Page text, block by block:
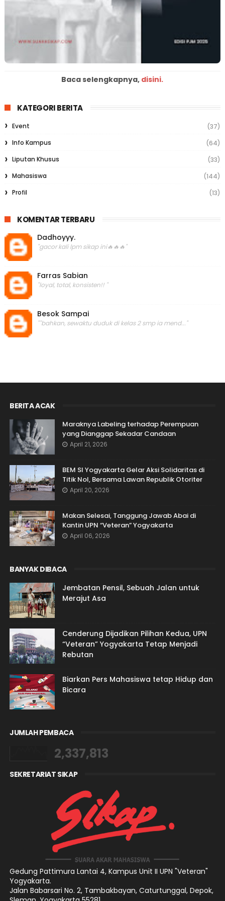
Baca selengkapnya, disini.
KATEGORI BERITA
Event
(37)
Info Kampus
(64)
Liputan Khusus
(33)
Mahasiswa
(144)
Profil
(13)
KOMENTAR TERBARU
Dadhoyyy.
"gacor kali lpm sikap ini🔥🔥🔥"
Farras Sabian
"loyal, total, konsisten!! "
Besok Sampai
""bahkan, sewaktu duduk di kelas 2 smp ia mend..."
BERITA ACAK
Maraknya Labeling terhadap Perempuan
yang Dianggap Sekadar Candaan
April 21, 2026
BEM SI Yogyakarta Gelar Aksi Solidaritas di
Titik Nol, Bersama Lawan Republik Otoriter
April 20, 2026
Makan Selesai, Tanggung Jawab Abai di
Kantin UPN “Veteran” Yogyakarta
April 06, 2026
BANYAK DIBACA
Jembatan Pensil, Sebuah Jalan untuk
Merajut Asa
Cenderung Dijadikan Pilihan Kedua, UPN
“Veteran” Yogyakarta Tetap Menjadi
Rebutan
Biarkan Pers Mahasiswa tetap Hidup dan
Bicara
JUMLAH PEMBACA
2,337,813
SEKRETARIAT SIKAP
Gedung Pattimura Lantai 4, Kampus Unit II UPN "Veteran"
Yogyakarta.
Jalan Babarsari No. 2, Tambakbayan, Caturtunggal, Depok,